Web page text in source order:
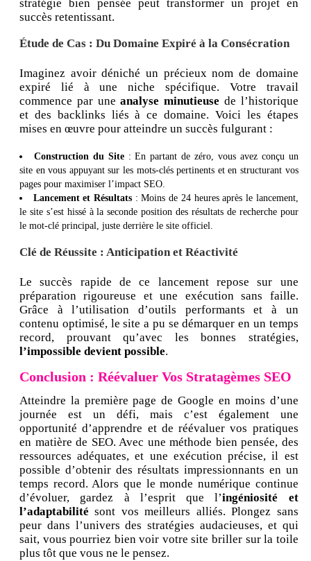
stratégie bien pensée peut transformer un projet en
succès retentissant.
Étude de Cas : Du Domaine Expiré à la Consécration
Imaginez avoir déniché un précieux nom de domaine
expiré lié à une niche spécifique. Votre travail
commence par uneanalyse minutieuse de l’historique
et des backlinks liés à ce domaine. Voici les étapes
mises en œuvre pour atteindre un succès fulgurant :
Construction du Site: En partant de zéro, vous avez conçu un
site en vous appuyant sur les mots-clés pertinents et en structurant vos
pages pour maximiser l’impact SEO.
Lancement et Résultats : Moins de 24 heures après le lancement,
le site s’est hissé à la seconde position des résultats de recherche pour
le mot-clé principal, juste derrière le site officiel.
Clé de Réussite : Anticipation et Réactivité
Le succès rapide de ce lancement repose sur une
préparation rigoureuse et une exécution sans faille.
Grâce à l’utilisation d’outils performants et à un
contenu optimisé, le site a pu se démarquer en un temps
record, prouvant qu’avec les bonnes stratégies,
l’impossible devient possible.
Conclusion : Réévaluer Vos Stratagèmes SEO
Atteindre la première page de Google en moins d’une
journée est un défi, mais c’est également une
opportunité d’apprendre et de réévaluer vos pratiques
en matière de SEO. Avec une méthode bien pensée, des
ressources adéquates, et une exécution précise, il est
possible d’obtenir des résultats impressionnants en un
temps record. Alors que le monde numérique continue
d’évoluer, gardez à l’esprit que l’ingéniosité et
l’adaptabilité sont vos meilleurs alliés. Plongez sans
peur dans l’univers des stratégies audacieuses, et qui
sait, vous pourriez bien voir votre site briller sur la toile
plus tôt que vous ne le pensez.